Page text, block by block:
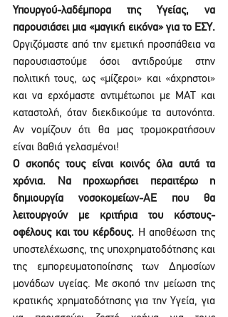
Υπουργού-λαδέμπορα της Υγείας, να
παρουσιάσει μια «μαγική εικόνα» για το ΕΣΥ.
Οργιζόμαστε από την εμετική προσπάθεια να
παρουσιαστούμε όσοι αντιδρούμε στην
πολιτική τους, ως «μίζεροι» και «άχρηστοι»
και να ερχόμαστε αντιμέτωποι με ΜΑΤ και
καταστολή, όταν διεκδικούμε τα αυτονόητα.
Αν νομίζουν ότι θα μας τρομοκρατήσουν
είναι βαθιά γελασμένοι!
Ο σκοπός τους είναι κοινός όλα αυτά τα
χρόνια. Να προχωρήσει περαιτέρω η
δημιουργία νοσοκομείων-ΑΕ που θα
λειτουργούν με κριτήρια του κόστους-
οφέλους και του κέρδους. Η αποθέωση της
υποστελέχωσης, της υποχρηματοδότησης και
της εμπορευματοποίησης των Δημοσίων
μονάδων υγείας. Με σκοπό την μείωση της
κρατικής χρηματοδότησης για την Υγεία, για